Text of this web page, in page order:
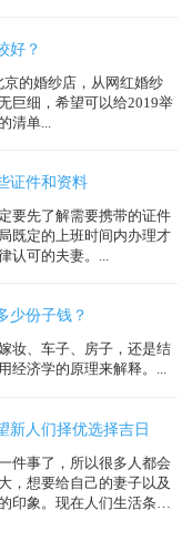
好？
京的婚纱店，从网红婚纱
巨细，希望可以给2019举
清单...
证件和资料
要先了解需要携带的证件
既定的上班时间内办理才
认可的夫妻。...
少份子钱？
妆、车子、房子，还是结
经济学的原理来解释。...
新人们择优选择吉日
件事了，所以很多人都会
，想要给自己的妻子以及
印象。现在人们生活条件